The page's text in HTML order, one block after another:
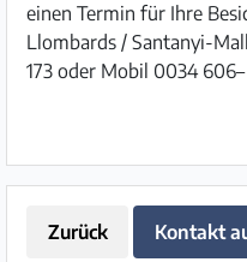
einen Termin für Ihre
Llombards / Santanyi-
173 oder Mobil 0034
Zurück Kontakt